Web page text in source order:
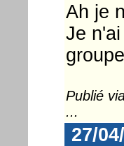
Ah je
Je
Publié
...
27/